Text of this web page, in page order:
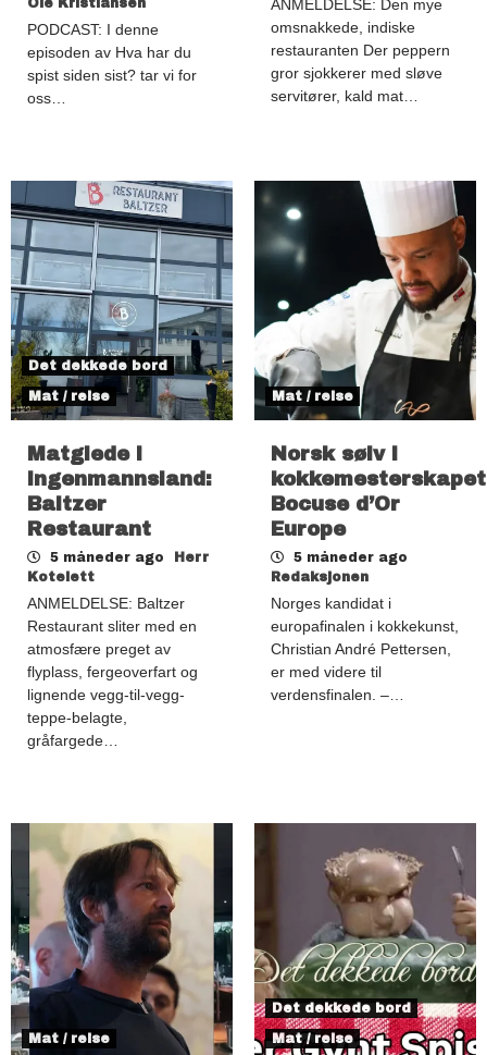
Ole Kristiansen
PODCAST: I denne
episoden av Hva har du
spist siden sist? tar vi for
oss…
ANMELDELSE: Den mye
omsnakkede, indiske
restauranten Der peppern
gror sjokkerer med sløve
servitører, kald mat…
Det dekkede bord
Mat / reise
Matglede i
ingenmannsland:
Baltzer
Restaurant
5 måneder ago
Herr
Kotelett
ANMELDELSE: Baltzer
Restaurant sliter med en
atmosfære preget av
flyplass, fergeoverfart og
lignende vegg-til-vegg-
teppe-belagte,
gråfargede…
Mat / reise
Norsk sølv i
kokkemesterskapet
Bocuse d’Or
Europe
5 måneder ago
Redaksjonen
Norges kandidat i
europafinalen i kokkekunst,
Christian André Pettersen,
er med videre til
verdensfinalen. –…
Mat / reise
Det dekkede bord
Mat / reise